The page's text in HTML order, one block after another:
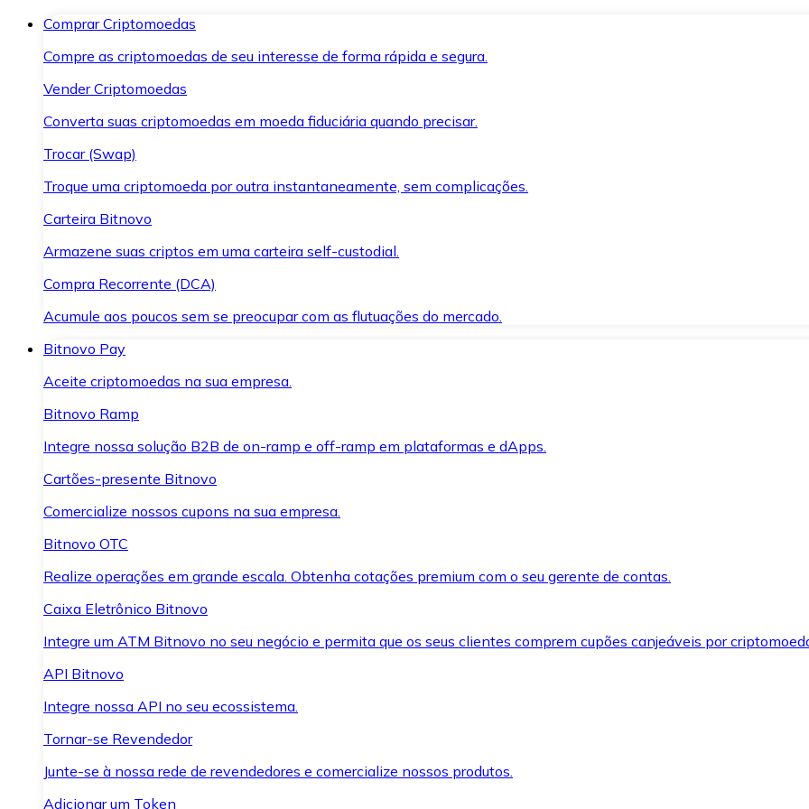
Comprar Criptomoedas
Compre as criptomoedas de seu interesse de forma rápida e segura.
Vender Criptomoedas
Converta suas criptomoedas em moeda fiduciária quando precisar.
Trocar (Swap)
Troque uma criptomoeda por outra instantaneamente, sem complicações.
Carteira Bitnovo
Armazene suas criptos em uma carteira self-custodial.
Compra Recorrente (DCA)
Acumule aos poucos sem se preocupar com as flutuações do mercado.
Bitnovo Pay
Aceite criptomoedas na sua empresa.
Bitnovo Ramp
Integre nossa solução B2B de on-ramp e off-ramp em plataformas e dApps.
Cartões-presente Bitnovo
Comercialize nossos cupons na sua empresa.
Bitnovo OTC
Realize operações em grande escala. Obtenha cotações premium com o seu gerente de contas.
Caixa Eletrônico Bitnovo
Integre um ATM Bitnovo no seu negócio e permita que os seus clientes comprem cupões canjeáveis por
API Bitnovo
Integre nossa API no seu ecossistema.
Tornar-se Revendedor
Junte-se à nossa rede de revendedores e comercialize nossos produtos.
Adicionar um Token